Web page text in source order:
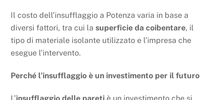
Il costo dell’insufflaggio a Potenza varia in base a
diversi fattori, tra cui lasuperficie da coibentare, il
tipo di materiale isolante utilizzato e l’impresa che
esegue l’intervento.
Perché l’insufflaggio è un investimento per il futuro